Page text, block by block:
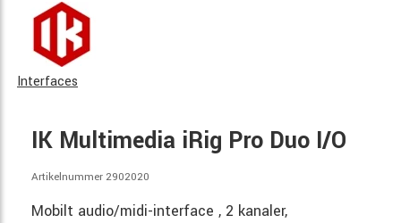
Interfaces
IK Multimedia iRig Pro Duo I/O
Artikelnummer 2902020
Mobilt audio/midi-interface , 2 kanaler,